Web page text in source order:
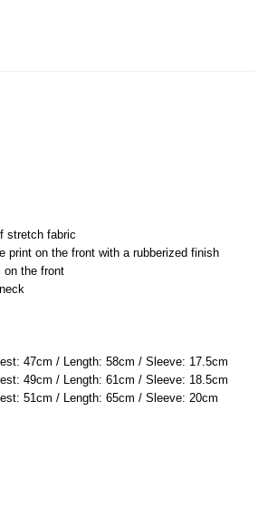
stretch fabric
print on the front with a rubberized finish
on the front
47cm / Length: 58cm / Sleeve: 17.5cm
49cm / Length: 61cm / Sleeve: 18.5cm
51cm / Length: 65cm / Sleeve: 20cm